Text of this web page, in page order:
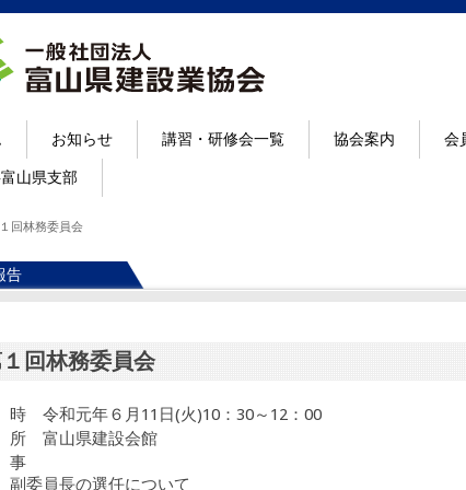
お知らせ 講習・研修会一覧 協会案内 会
山県支部
回林務委員会
告
回林務委員会
令和元年６月11日(火)10：30～12：00
富山県建設会館
事
副委員長の選任について